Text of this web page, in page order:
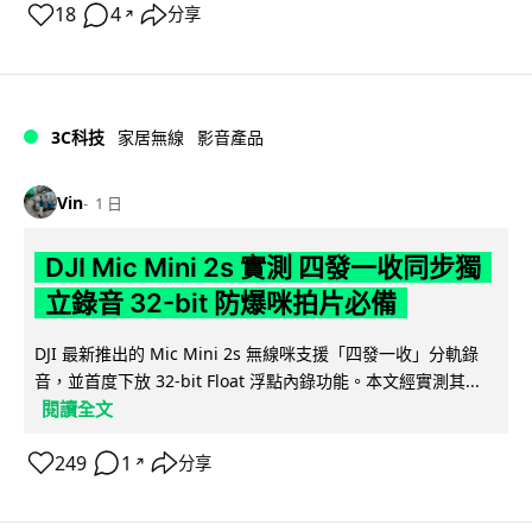
18 4 ↗ 分享
3C科技 家居無線 影音產品
Vin 1 日
DJI Mic Mini 2s 實測 四發一收同步獨
立錄音 32-bit 防爆咪拍片必備
DJI 最新推出的 Mic Mini 2s 無線咪支援「四發一收」分軌錄
音，並首度下放 32-bit Float 浮點內錄功能。本文經實測其...
閱讀全文
249 1 ↗ 分享